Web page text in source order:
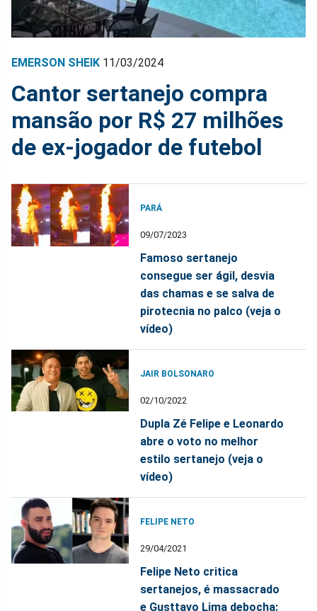
EMERSON SHEIK 11/03/2024
Cantor sertanejo compra
mansão por R$ 27 milhões
de ex-jogador de futebol
PARÁ
09/07/2023
Famoso sertanejo
consegue ser ágil, desvia
das chamas e se salva de
pirotecnia no palco (veja o
vídeo)
JAIR BOLSONARO
02/10/2022
Dupla Zé Felipe e Leonardo
abre o voto no melhor
estilo sertanejo (veja o
vídeo)
FELIPE NETO
29/04/2021
Felipe Neto critica
sertanejos, é massacrado
e Gusttavo Lima debocha: